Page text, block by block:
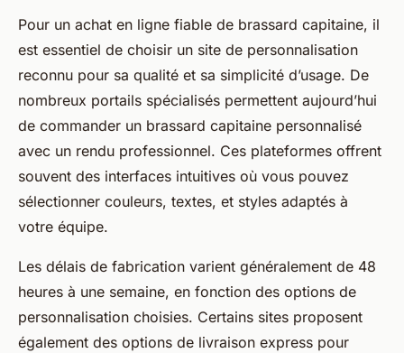
Pour un achat en ligne fiable de brassard capitaine, il
est essentiel de choisir un site de personnalisation
reconnu pour sa qualité et sa simplicité d’usage. De
nombreux portails spécialisés permettent aujourd’hui
de commander un brassard capitaine personnalisé
avec un rendu professionnel. Ces plateformes offrent
souvent des interfaces intuitives où vous pouvez
sélectionner couleurs, textes, et styles adaptés à
votre équipe.
Les délais de fabrication varient généralement de 48
heures à une semaine, en fonction des options de
personnalisation choisies. Certains sites proposent
également des options de livraison express pour